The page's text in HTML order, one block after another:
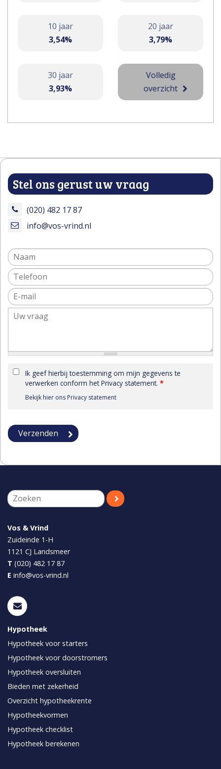
10 jaar
3,54%
20 jaar
3,79%
30 jaar
3,93%
Volledig
overzicht
Stel ons gerust uw vraag
(020) 482 17 87
info@vos-vrind.nl
Ik geef hierbij toestemming om mijn gegevens te
verwerken conform het Privacy statement. *
Bekijk hier ons Privacy statement
Vos & Vrind
Zuideinde 1-H
1121 CJ Landsmeer
T (020) 482 17 87
E info@vos-vrind.nl
Hypotheek
Hypotheek voor starters
Hypotheek voor doorstromers
Hypotheek oversluiten
Bieden met zekerheid
Overzicht hypotheekrente
Hypotheekvormen
Hypotheek checklist
Hypotheek berekenen